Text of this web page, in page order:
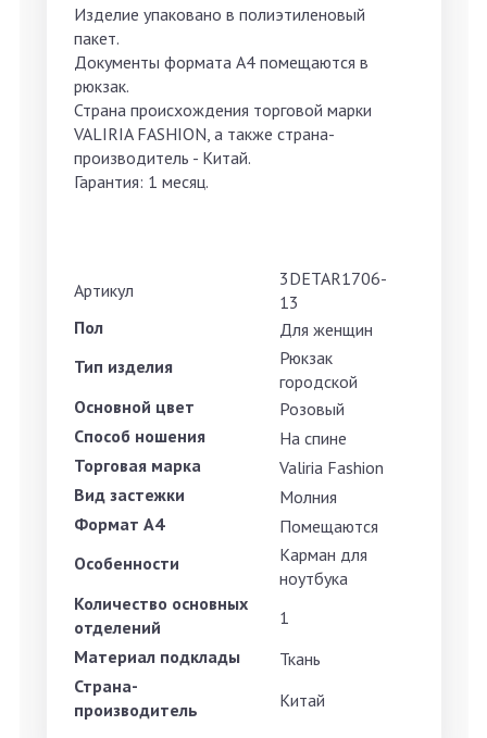
Изделие упаковано в полиэтиленовый
пакет.
Документы формата А4 помещаются в
рюкзак.
Страна происхождения торговой марки
VALIRIA FASHION, а также страна-
производитель - Китай.
Гарантия: 1 месяц.
Артикул
3DETAR1706-
13
Пол
Для женщин
Тип изделия
Рюкзак
городской
Основной цвет
Розовый
Способ ношения
На спине
Торговая марка
Valiria Fashion
Вид застежки
Молния
Формат А4
Помещаются
Особенности
Карман для
ноутбука
Количество основных
отделений
1
Материал подклады
Ткань
Страна-
производитель
Китай